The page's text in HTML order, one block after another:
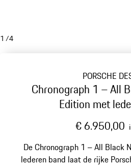
1 /4
PORSCHE
Chronograph 1 – All
Edition met
€ 6.950,00
De Chronograph 1 – All Black
lederen band laat de rijke